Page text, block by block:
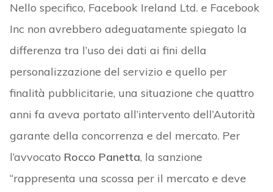
Nello specifico, Facebook Ireland Ltd. e Facebook
Inc non avrebbero adeguatamente spiegato la
differenza tra l’uso dei dati ai fini della
personalizzazione del servizio e quello per
finalità pubblicitarie, una situazione che quattro
anni fa aveva portato all’intervento dell’Autorità
garante della concorrenza e del mercato. Per
l’avvocato Rocco Panetta, la sanzione
“rappresenta una scossa per il mercato e deve